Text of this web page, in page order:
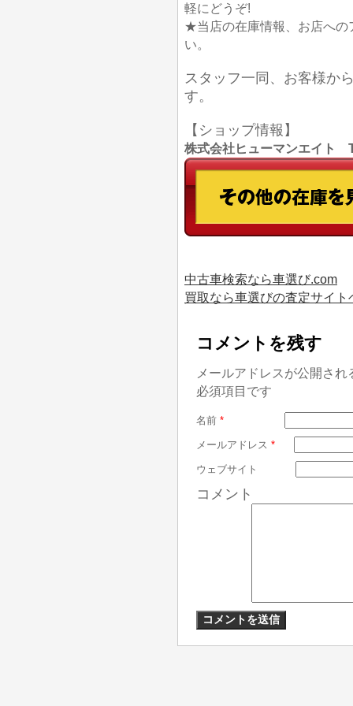
軽にどうぞ!
★当店の在庫情報、お店への
い。
スタッフ一同、お客様か
す。
【ショップ情報】
株式会社ヒューマンエイト
中古車検索なら車選び.com
買取なら車選びの査定サイト
コメントを残す
メールアドレスが公開さ
必須項目です
名前 *
メールアドレス *
ウェブサイト
コメント